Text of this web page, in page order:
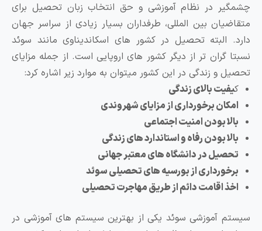
در نظام آموزشی و حق انتخاب زبان تحصیل برای
بین المللی، طرفداران بسیار زیادی از سراسر جهان
البته تحصیل در کشور های اسکاندیناوی مانند سوئد
گران تر از دیگر کشور های اروپایی است. از جمله مزایای
و زندگی در این کشور میتوان به موارد زیر اشاره کرد:
بالای زندگی
برخورداری از مزایای شهروندی
بودن امنیت اجتماعی
بودن رفاه و استاندارد های زندگی
در دانشگاه های معتبر جهانی
از بورسیه های تحصیلی سوئد
اقامت دائم از طریق مهاجرت تحصیلی
آموزشی سوئد یکی از بهترین سیستم های آموزشی در